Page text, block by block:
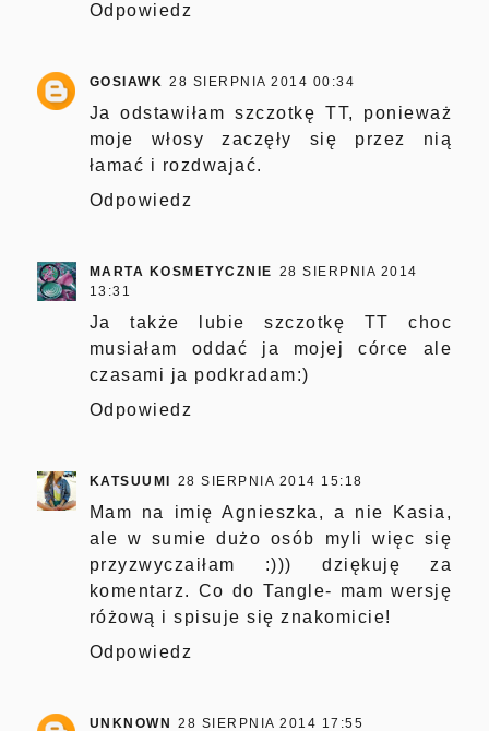
Odpowiedz
GOSIAWK 28 SIERPNIA 2014 00:34
Ja odstawiłam szczotkę TT, ponieważ
moje włosy zaczęły się przez nią
łamać i rozdwajać.
Odpowiedz
MARTA KOSMETYCZNIE 28 SIERPNIA 2014
13:31
Ja także lubie szczotkę TT choc
musiałam oddać ja mojej córce ale
czasami ja podkradam:)
Odpowiedz
KATSUUMI 28 SIERPNIA 2014 15:18
Mam na imię Agnieszka, a nie Kasia,
ale w sumie dużo osób myli więc się
przyzwyczaiłam :))) dziękuję za
komentarz. Co do Tangle- mam wersję
różową i spisuje się znakomicie!
Odpowiedz
UNKNOWN 28 SIERPNIA 2014 17:55